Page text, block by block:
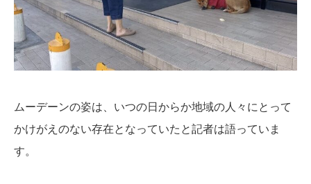
ムーデーンの姿は、いつの日からか地域の人々にとって
かけがえのない存在となっていたと記者は語っていま
す。